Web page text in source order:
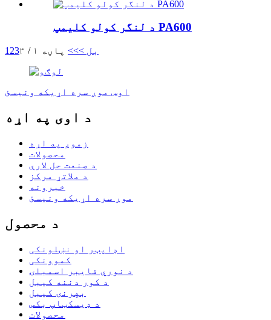
د لنگر کولو کلیمپ PA600
1 23 بل >>> پاڼه ۱ / ۳
اوس موږ سره اړیکه ونیسئ
د اوی په اړه
زموږ په اړه
محصولات
د صنعت حل لارې
د ملاتړ مرکز
خبرونه
موږ سره اړیکه ونیسئ
د محصول
اډاپټر او نښلونکی
کموونکی
د نوري فایبر اسمبلۍ
د کور دننه کیبل
بهرنۍ کیبل
د ډیسکټاپ بکس
محصولات